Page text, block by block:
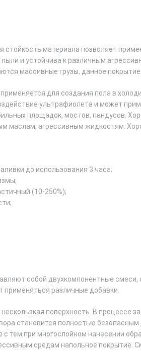
стойкость материала позволяет
и устойчива к различным
массивные грузы, данное
для создания пола в
ультрафиолета и может
площадок, мостов, пандусов.
маслам, агрессивным жидкостям.
до использования 3 часа;
(10-250%);
собой двухкомпонентные смеси,
применяться различные добавки.
поверхность. В процессе
становится полностью
тем при многослойном нанесении
средам напольное покрытие.